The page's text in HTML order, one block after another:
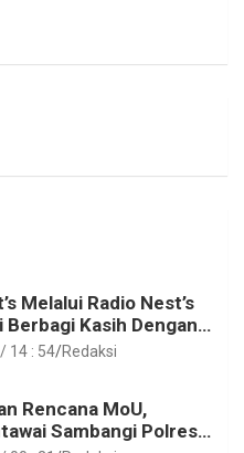
Melalui Radio Nest’s
Berbagi Kasih Dengan
SMAN 2 Sipora
14 : 54 Redaksi
Rencana MoU,
Sambangi Polres